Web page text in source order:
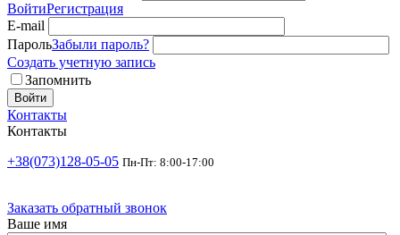
ВойтиРегистрация
E-mail
ПарольЗабыли пароль?
Создать учетную запись
Запомнить
Войти
Контакты
Контакты
+38(073)128-05-05 Пн-Пт: 8:00-17:00
Заказать обратный звонок
Ваше имя